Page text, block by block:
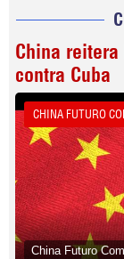
China
contra Cuba
CHINA FUTURO
China Futuro